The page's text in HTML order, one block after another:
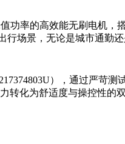
功率的高效能无刷电机
场景，无论是城市通勤还
），通过严苛
转化为舒适度与操控性